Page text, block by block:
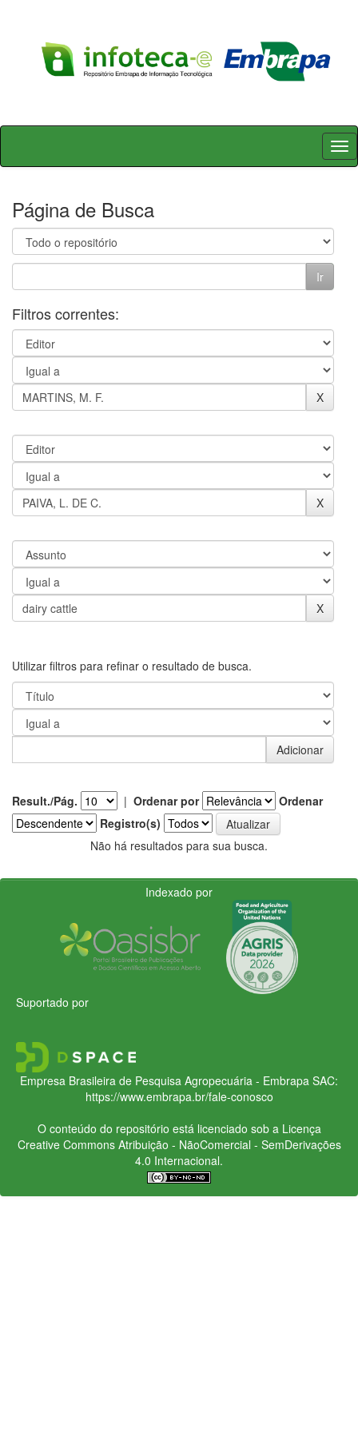
Skip
Página de Busca
Filtros correntes:
Utilizar filtros para refinar o resultado de busca.
Result./Pág. | Ordenar por
Ordenar
Registro(s)
Não há resultados para sua busca.
Indexado por
Suportado por
Empresa Brasileira de Pesquisa Agropecuária - Embrapa SAC:
https://www.embrapa.br/fale-conosco
O conteúdo do repositório está licenciado sob a Licença
Creative CommonsAtribuição - NãoComercial - SemDerivações
4.0 Internacional.